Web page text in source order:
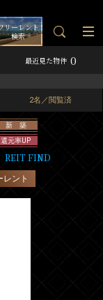
リーレント
検索
最近見た物件 0
2名／閲覧済
新 築
還元率UP
REIT FIND
レント